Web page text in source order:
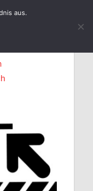
aus.